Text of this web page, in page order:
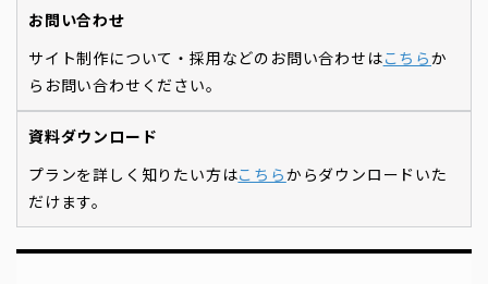
お問い合わせ
サイト制作について・採用などのお問い合わせはこちらか
らお問い合わせください。
資料ダウンロード
プランを詳しく知りたい方はこちらからダウンロードいた
だけます。